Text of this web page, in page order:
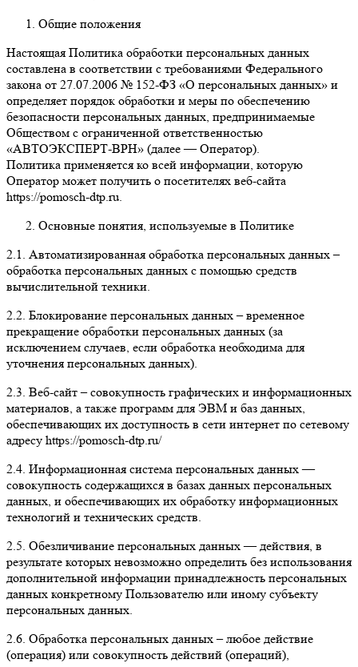
Общие положения
Настоящая Политика обработки персональных данных
составлена в соответствии с требованиями Федерального
закона от 27.07.2006 № 152-ФЗ «О персональных данных» и
определяет порядок обработки и меры по обеспечению
безопасности персональных данных, предпринимаемые
Обществом с ограниченной ответственностью
«АВТОЭКСПЕРТ-ВРН» (далее — Оператор).
Политика применяется ко всей информации, которую
Оператор может получить о посетителях веб-сайта
https://pomosch-dtp.ru.
Основные понятия, используемые в Политике
2.1. Автоматизированная обработка персональных данных–
обработка персональных данных с помощью средств
вычислительной техники.
2.2. Блокирование персональных данных – временное
прекращение обработки персональных данных (за
исключением случаев, если обработка необходима для
уточнения персональных данных).
2.3. Веб-сайт– совокупность графических и информационных
материалов, а также программ для ЭВМ и баз данных,
обеспечивающих их доступность в сети интернет по сетевому
адресу https://pomosch-dtp.ru/
2.4. Информационная система персональных данных—
совокупность содержащихся в базах данных персональных
данных, и обеспечивающих их обработку информационных
технологий и технических средств.
2.5. Обезличивание персональных данных— действия, в
результате которых невозможно определить без использования
дополнительной информации принадлежность персональных
данных конкретному Пользователю или иному субъекту
персональных данных.
2.6. Обработка персональных данных– любое действие
(операция) или совокупность действий (операций),